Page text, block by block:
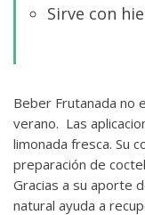
Sirve con
Beber Frutanada no
verano. Las
limonada fresca. Su
preparación de
Gracias a su aporte
natural ayuda a